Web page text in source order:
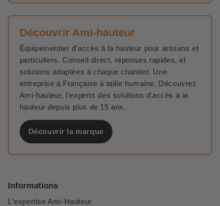
Découvrir Ami-hauteur
Équipementier d'accès à la hauteur pour artisans et
particuliers. Conseil direct, réponses rapides, et
solutions adaptées à chaque chantier. Une
entreprise à Française à taille humaine. Découvrez
Ami-hauteur, l'experts des solutions d'accès à la
hauteur depuis plus de 15 ans.
Découvrir la marque
Informations
L'expertise Ami-Hauteur